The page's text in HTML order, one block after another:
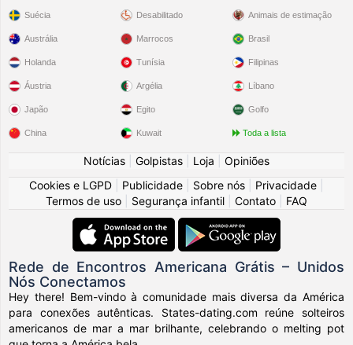
Suécia Desabilitado Animais de estimação
Austrália
Holanda
Áustria
Japão
China
Marrocos
Tunísia
Argélia
Egito
Kuwait
Brasil
Filipinas
Líbano
Golfo
Toda a lista
Notícias Golpistas Loja
Opiniões
Cookies e LGPD
Publicidade Sobre nós Privacidade
Termos de uso
Segurança infantil Contato FAQ
Rede de Encontros Americana Grátis – Unidos
Nós Conectamos
Hey there! Bem-vindo à comunidade mais diversa da América
para conexões autênticas. States-dating.com reúne solteiros
americanos de mar a mar brilhante, celebrando o melting pot